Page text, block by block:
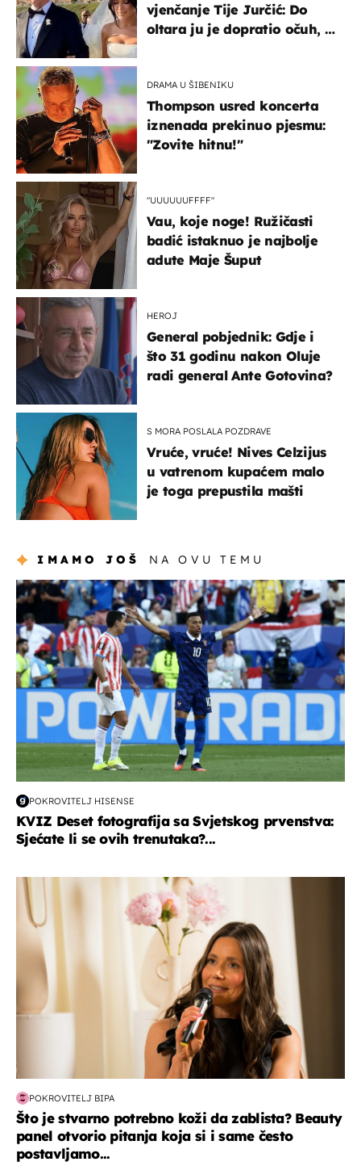
vjenčanje Tije Jurčić: Do
oltara ju je dopratio očuh, a
DRAMA U ŠIBENIKU
Thompson usred koncerta
iznenada prekinuo pjesmu:
"Zovite hitnu!"
"UUUUUUFFFF"
Vau, koje noge! Ružičasti
badić istaknuo je najbolje
adute Maje Šuput
HEROJ
General pobjednik: Gdje i
što 31 godinu nakon Oluje
radi general Ante Gotovina?
S MORA POSLALA POZDRAVE
Vruće, vruće! Nives Celzijus
u vatrenom kupaćem malo
je toga prepustila mašti
IMAMO JOŠ NA OVU TEMU
svjetsko prvenstvo 2026
POKROVITELJ HISENSE
KVIZ Deset fotografija sa Svjetskog prvenstva:
Sjećate li se ovih trenutaka?...
moda & ljepota
POKROVITELJ BIPA
Što je stvarno potrebno koži da zablista? Beauty
panel otvorio pitanja koja si i same često
postavljamo...